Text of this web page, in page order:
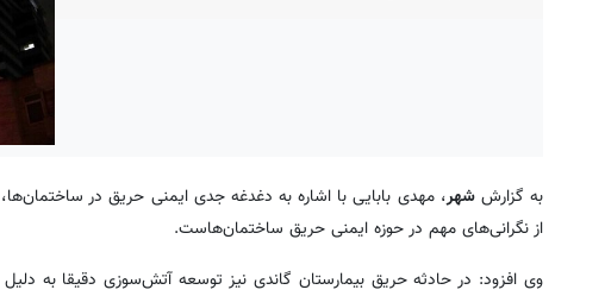
به گزارششهر، مهدی بابایی با اشاره به دغدغه جدی ایمنی حریق در
از نگرانی‌های مهم در حوزه ایمنی حریق ساختمان‌هاست.
وی افزود: در حادثه حریق بیمارستان گاندی نیز توسعه آتش‌سوزی دقیقا به